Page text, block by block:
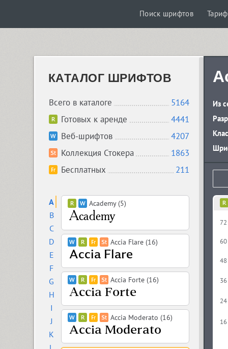
Поиск шрифтов
КАТАЛОГ ШРИФТОВ
Всего в каталоге
5164
Готовых к аренде
4441
Веб-шрифтов
4207
Коллекция Стокера
1863
Бесплатных
211
A
B
C
D
E
F
G
H
I
J
K
Academy (5)
Accia Flare (16)
Accia Forte (16)
Accia Moderato (16)
Из